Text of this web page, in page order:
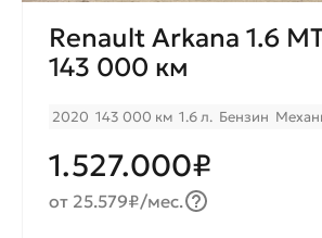
Renault Arkana 1.6
143 000 км
2020 143 000 км 1.6 л. Бензин
1.527.000₽
от 25.579₽/мес.